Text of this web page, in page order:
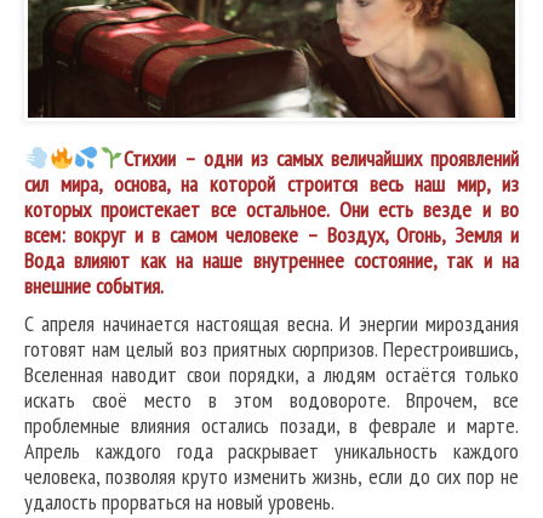
Стихии – одни из самых величайших проявлений
сил мира, основа, на которой строится весь наш мир, из
которых проистекает все остальное. Они есть везде и во
всем: вокруг и в самом человеке – Воздух, Огонь, Земля и
Вода влияют как на наше внутреннее состояние, так и на
внешние события.
С апреля начинается настоящая весна. И энергии мироздания
готовят нам целый воз приятных сюрпризов. Перестроившись,
Вселенная наводит свои порядки, а людям остаётся только
искать своё место в этом водовороте. Впрочем, все
проблемные влияния остались позади, в феврале и марте.
Апрель каждого года раскрывает уникальность каждого
человека, позволяя круто изменить жизнь, если до сих пор не
удалость прорваться на новый уровень.